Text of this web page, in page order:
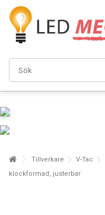
Tillverkare V-Tac
klockformad, justerbar